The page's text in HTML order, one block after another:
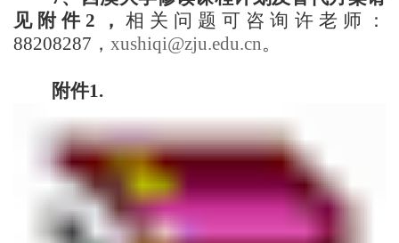
见附件2 ， 相关问题可咨询许老师：
88208287 ， xushiqi@zju.edu.cn。
附件1.